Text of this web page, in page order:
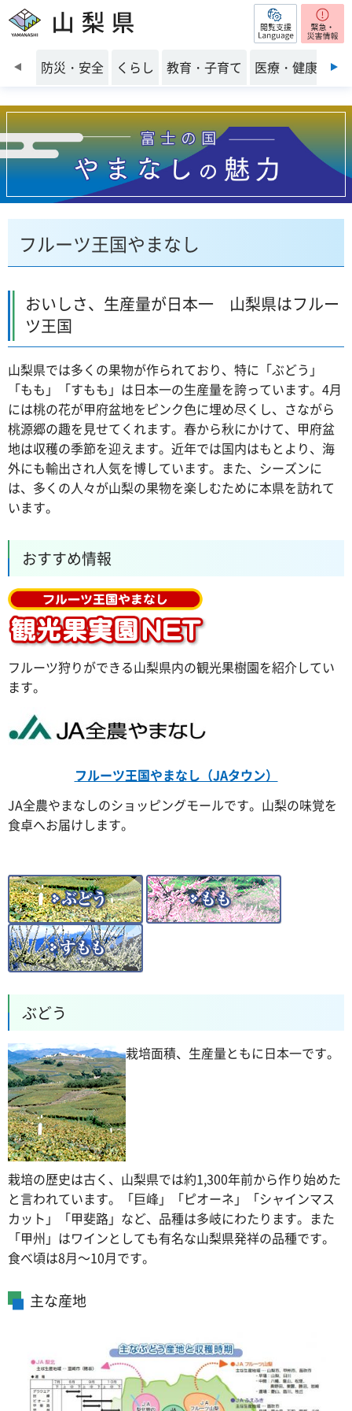
山梨県 閲覧支援
前のスライドを表示
防災・安全 くらし 教育・子育て 医療・健康・福
フルーツ王国やまなし
おいしさ、生産量が日本一 山梨県はフルー
ツ王国
山梨県では多くの果物が作られており、特に「ぶどう」
「もも」「すもも」は日本一の生産量を誇っています。4月
には桃の花が甲府盆地をピンク色に埋め尽くし、さながら
桃源郷の趣を見せてくれます。春から秋にかけて、甲府盆
地は収穫の季節を迎えます。近年では国内はもとより、海
外にも輸出され人気を博しています。また、シーズンに
は、多くの人々が山梨の果物を楽しむために本県を訪れて
います。
おすすめ情報
フルーツ狩りができる山梨県内の観光果樹園を紹介してい
ます。
フルーツ王国やまなし（JAタウン）
JA全農やまなしのショッピングモールです。山梨の味覚を
食卓へお届けします。
ぶどう
栽培面積、生産量ともに日本一です。
栽培の歴史は古く、山梨県では約1,300年前から作り始めた
と言われています。「巨峰」「ピオーネ」「シャインマス
カット」「甲斐路」など、品種は多岐にわたります。また
「甲州」はワインとしても有名な山梨県発祥の品種です。
食べ頃は8月～10月です。
主な産地